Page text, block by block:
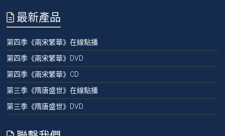
最新產品
第四季《兩宋繁華》在線點播
第四季《兩宋繁華》DVD
第四季《兩宋繁華》CD
第三季《隋唐盛世》在線點播
第三季《隋唐盛世》DVD